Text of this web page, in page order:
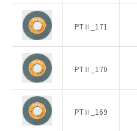
PTⅡ_171
PTⅡ_170
PTⅡ_169